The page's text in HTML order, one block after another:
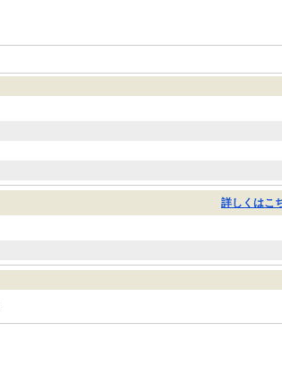
詳しくはこ